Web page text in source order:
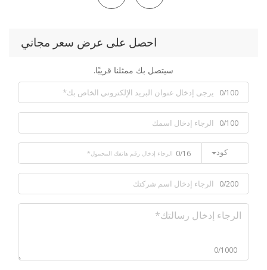
احصل على عرض سعر مجاني
سيتصل بك ممثلنا قريبًا.
0/16